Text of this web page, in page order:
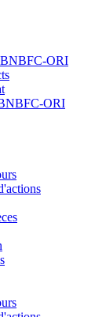
ORI
ORI